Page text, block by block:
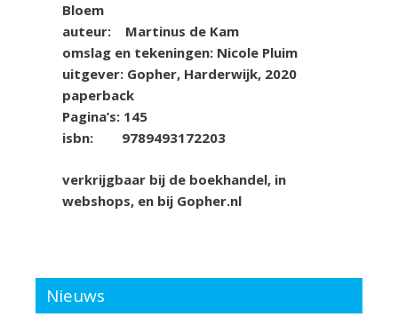
Bloem
auteur: Martinus de Kam
omslag en tekeningen: Nicole Pluim
uitgever: Gopher, Harderwijk, 2020
paperback
Pagina’s: 145
isbn: 9789493172203
verkrijgbaar bij de boekhandel, in
webshops, en bij Gopher.nl
Nieuws